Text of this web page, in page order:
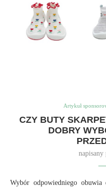
Artykuł
CZY BUTY
DOBRY
napisany
Wybór odpowiedniego